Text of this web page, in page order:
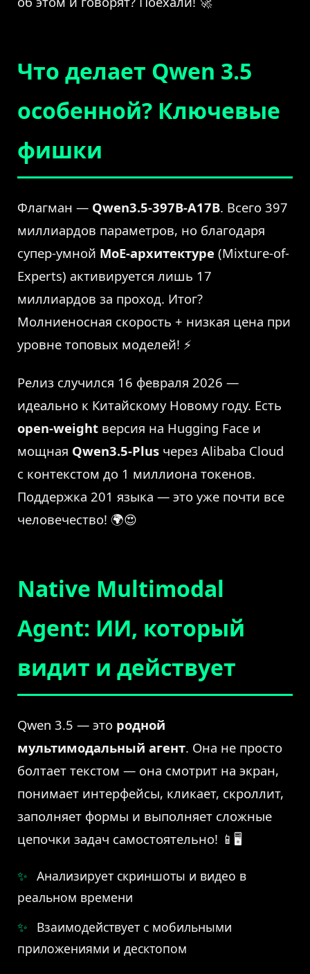
Что делает Qwen 3.5
особенной? Ключевые
фишки
Флагман — Qwen3.5-397B-A17B. Всего 397
миллиардов параметров, но благодаря
супер-умной MoE-архитектуре (Mixture-of-
Experts) активируется лишь 17
миллиардов за проход. Итог?
Молниеносная скорость + низкая цена при
уровне топовых моделей! ⚡
Релиз случился 16 февраля 2026 —
идеально к Китайскому Новому году. Есть
open-weight версия на Hugging Face и
мощная Qwen3.5-Plus через Alibaba Cloud
с контекстом до 1 миллиона токенов.
Поддержка 201 языка — это уже почти все
человечество! 🌍😍
Native Multimodal
Agent: ИИ, который
видит и действует
Qwen 3.5 — это родной
мультимодальный агент. Она не просто
болтает текстом — она смотрит на экран,
понимает интерфейсы, кликает, скроллит,
заполняет формы и выполняет сложные
цепочки задач самостоятельно! 📱🖥️
Анализирует скриншоты и видео в
реальном времени
Взаимодействует с мобильными
приложениями и десктопом